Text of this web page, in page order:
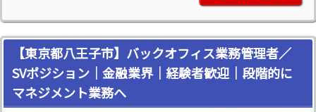
【東京都八王子市】バックオフィス業務管理者／
SVポジション｜金融業界｜経験者歓迎｜段階的に
マネジメント業務へ